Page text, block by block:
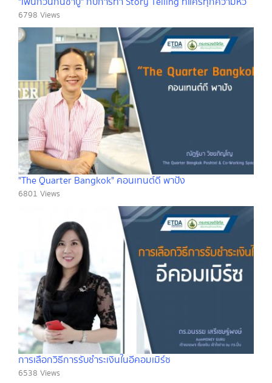
6798 Views
"The Quarter Bangkok" คอนเทนต์ดี พาปัง
6801 Views
การเลือกวิธีการรับชำระเงินในอีคอมเมิร์ซ
6538 Views